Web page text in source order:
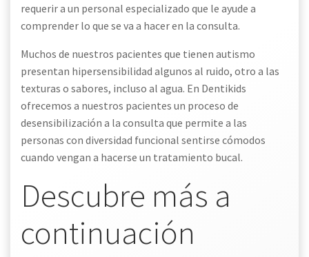
requerir a un personal especializado que le ayude a
comprender lo que se va a hacer en la consulta.
Muchos de nuestros pacientes que tienen autismo
presentan hipersensibilidad algunos al ruido, otro a las
texturas o sabores, incluso al agua. En Dentikids
ofrecemos a nuestros pacientes un proceso de
desensibilización a la consulta que permite a las
personas con diversidad funcional sentirse cómodos
cuando vengan a hacerse un tratamiento bucal.
Descubre más a
continuación